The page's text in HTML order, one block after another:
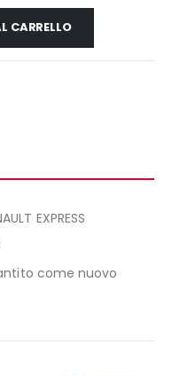
CARRELLO
EXPRESS
come nuovo